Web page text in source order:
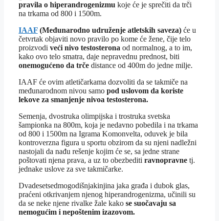
pravila o hiperandrogenizmu koje će je sprečiti da trči
na trkama od 800 i 1500m.
IAAF (Međunarodno udruženje atletskih saveza) će u
četvrtak objaviti novo pravilo po kome će žene, čije telo
proizvodi veći nivo testosterona od normalnog, a to im,
kako ovo telo smatra, daje nepravednu prednost, biti
onemogućeno da trče distance od 400m do jedne milje.
IAAF će ovim atletičarkama dozvoliti da se takmiče na
međunarodnom nivou samo pod uslovom da koriste
lekove za smanjenje nivoa testosterona.
Semenja, dvostruka olimpijska i trostruka svetska
šampionka na 800m, koja je nedavno pobedila i na trkama
od 800 i 1500m na Igrama Komonvelta, oduvek je bila
kontroverzna figura u sportu obzirom da su njeni nadležni
nastojali da nađu rešenje kojim će se, sa jedne strane
poštovati njena prava, a uz to obezbediti ravnopravne tj.
jednake uslove za sve takmičarke.
Dvadesetsedmogodišnjakinjina jaka građa i dubok glas,
praćeni otkrivanjem njenog hiperandrogenizma, učinili su
da se neke njene rivalke žale kako se suočavaju sa
nemogućim i nepoštenim izazovom.